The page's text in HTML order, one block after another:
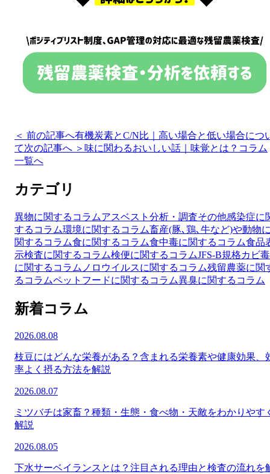
＜ 前の記事へ有機炭素とC/N比｜高い場合と低い場合につ
て次の記事へ ＞ 味に関わるおいしい話｜味覚とは？ コラム
一覧へ
カテゴリ
異物に関するコラムアスベスト分析・調査その他感染症に
するコラム環境に関するコラム畜産(豚､鶏､牛など)や動物
関するコラム食に関するコラム食中毒に関するコラム食品
示検査に関するコラム検便に関するコラムJFS-B規格カビ毒
に関するコラム ノロウイルスに関するコラム残留農薬に関
るコラムペットフードに関するコラム異臭に関するコラム
新着コラム
2026.08.08
枝豆にはどんな栄養がある？含まれる栄養素や健康効果、
率よく摂る方法を解説
2026.08.07
ミツバチは家畜？種類・生態・食べ物・天敵をわかりやす
解説
2026.08.05
下水サーベイランスとは？注目される理由と検査の流れを